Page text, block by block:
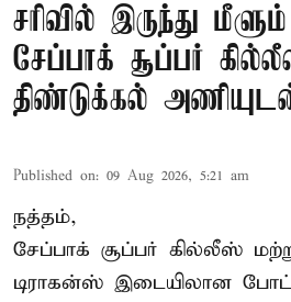
சரிவில் இருந்து
சேப்பாக் சூப்பர்
திண்டுக்கல்
Published on: 09 Aug 2026, 5:21 am
நத்தம்,
சேப்பாக் சூப்பர் கில்லீஸ்
டிராகன்ஸ் இடையிலான